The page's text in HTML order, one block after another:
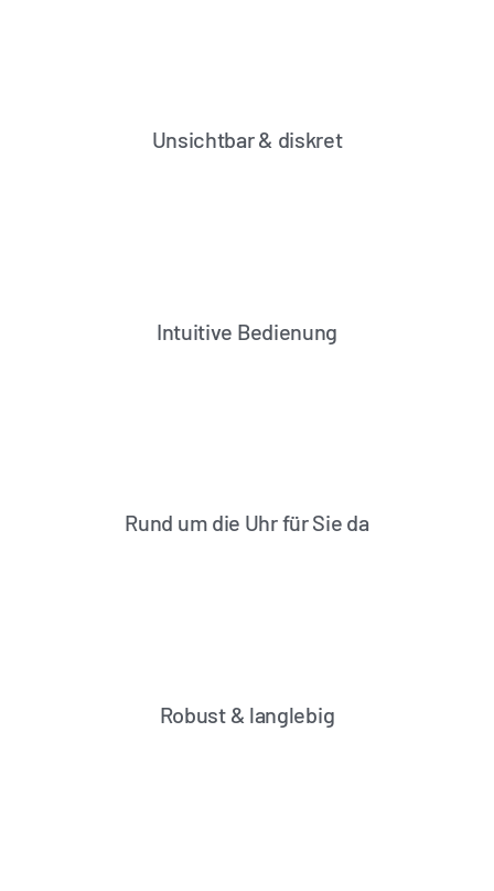
Unsichtbar & diskret
Intuitive Bedienung
Rund um die Uhr für Sie da
Robust & langlebig